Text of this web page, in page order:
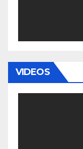
VIDEOS